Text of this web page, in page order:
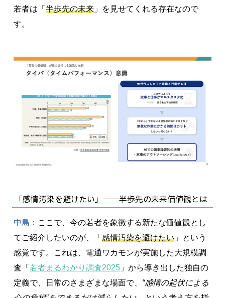
若者は「 半歩先の未来」を見せてくれる存在なので
す。
「感情汚染を避けたい」──半歩先の未来価値観とは
中島： ここで、今の若者を象徴する新たな価値観とし
てご紹介したいのが、「 感情汚染を避けたい」という
感覚です。これは、電通ワカモンが実施した大規模調
査「 若者まるわかり調査2025」から導き出した独自の
定義で、日常のさまざまな場面で、 “感情の起伏による